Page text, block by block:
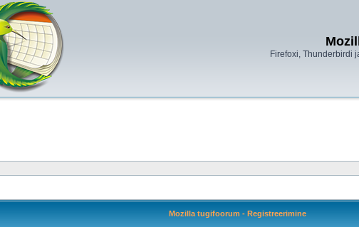
Firefoxi, Thunderbirdi
Mozilla tugifoorum - Registreerimine